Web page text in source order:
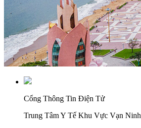
Cổng Thông Tin Điện Tử
Trung Tâm Y Tế Khu Vực Vạn Ninh